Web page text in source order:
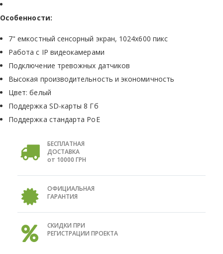
Особенности:
7" емкостный сенсорный экран, 1024х600 пикс
Работа с IP видеокамерами
Подключение тревожных датчиков
Высокая производительность и экономичность
Цвет: белый
Поддержка SD-карты 8 Гб
Поддержка стандарта PoE
БЕСПЛАТНАЯ
ДОСТАВКА
от 10000 ГРН
ОФИЦИАЛЬНАЯ
ГАРАНТИЯ
СКИДКИ ПРИ
РЕГИСТРАЦИИ ПРОЕКТА